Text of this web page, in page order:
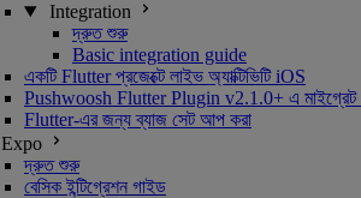
Integration
দ্রুত শুরু
Basic integration guide
একটি Flutter প্রজেক্টে লাইভ অ্যাক্টিভিটি iOS
Pushwoosh Flutter Plugin v2.1.0+ এ মাইগ্রেট
Flutter-এর জন্য ব্যাজ সেট আপ করা
Expo
দ্রুত শুরু
বেসিক ইন্টিগ্রেশন গাইড